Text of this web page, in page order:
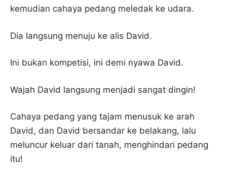
kemudian cahaya pedang meledak ke udara.
Dia langsung menuju ke alis David.
Ini bukan kompetisi, ini demi nyawa David.
Wajah David langsung menjadi sangat dingin!
Cahaya pedang yang tajam menusuk ke arah
David, dan David bersandar ke belakang, lalu
meluncur keluar dari tanah, menghindari pedang
itu!